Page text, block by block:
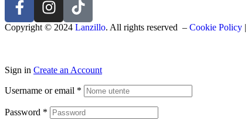
Copyright © 2024 Lanzillo. All rights reserved – Cookie Policy |
Sign in Create an Account
Username or email *
Password *